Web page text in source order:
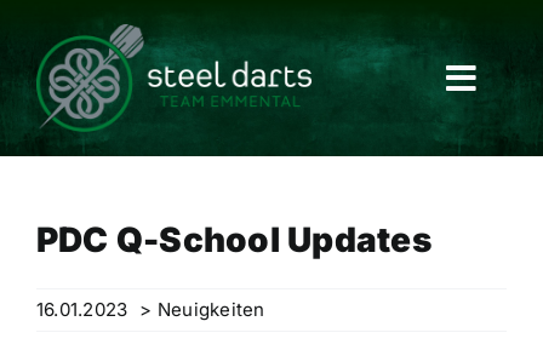
content
PDC Q-School Updates
16.01.2023 > Neuigkeiten